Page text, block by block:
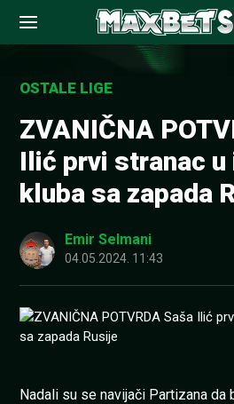
contentOSTALE LIGE
ZVANIČNA
Ilić prvi stranac
kluba sa zapada
Emir Selmani
04.05.2024. 11:43
Nadali su se navijači Partizana da